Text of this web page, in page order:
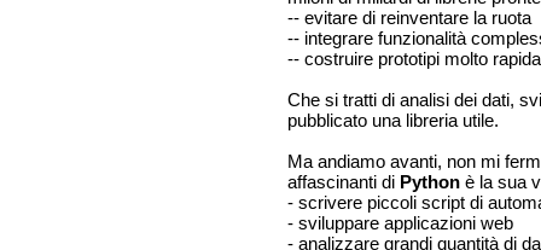
-- evitare di reinventare la ruota
-- integrare funzionalità
-- costruire prototipi molto
Che si tratti di analisi dei dati,
pubblicato una libreria utile.
Ma andiamo avanti, non mi
affascinanti di Pythonè la sua
- scrivere piccoli script di
- sviluppare applicazioni web
- analizzare grandi quantità di